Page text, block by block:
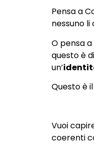
Pensa a
nessuno
O pensa
questo è
un’
Questo è
Vuoi
coerenti